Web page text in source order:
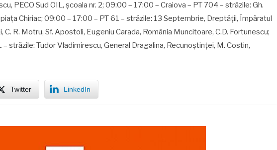
PECO Sud OIL, şcoala nr. 2; 09:00 – 17:00 – Craiova – PT 704 – străzile: Gh.
Chiriac; 09:00 – 17:00 – PT 61 – străzile: 13 Septembrie, Dreptăţii, Împăratul
C. R. Motru, Sf. Apostoli, Eugeniu Carada, România Muncitoare, C.D. Fortunescu;
străzile: Tudor Vladimirescu, General Dragalina, Recunoştinţei, M. Costin,
Twitter LinkedIn